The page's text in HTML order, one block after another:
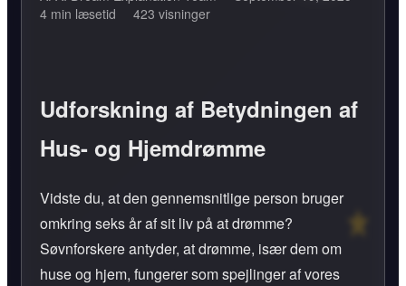
4 min læsetid
423 visninger
Udforskning af Betydningen af
Hus- og Hjemdrømme
Vidste du, at den gennemsnitlige person bruger
omkring seks år af sit liv på at drømme?
Søvnforskere antyder, at drømme, især dem om
huse og hjem, fungerer som spejlinger af vores